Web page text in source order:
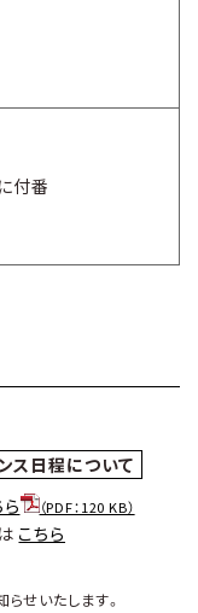
付番
ス日程について
（PDF：120 KB）
こちら
せいたします。